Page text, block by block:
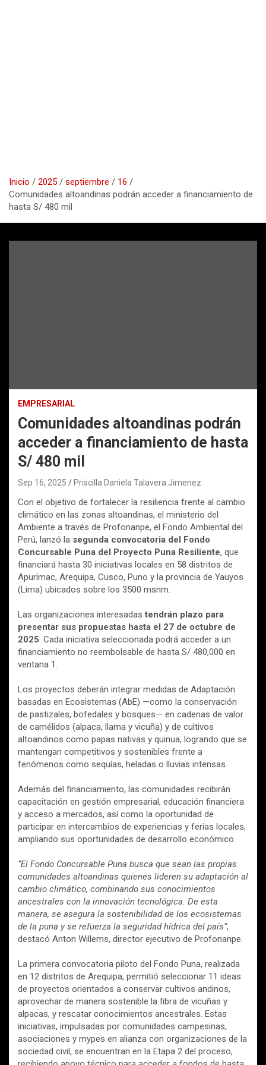
Inicio 2025 septiembre
16
Comunidades altoandinas podrán acceder a financiamiento de
hasta S/ 480 mil
EMPRESARIAL
Comunidades altoandinas podrán
acceder a financiamiento de hasta
S/ 480 mil
Sep 16, 2025 Priscilla Daniela Talavera Jimenez
Con el objetivo de fortalecer la resiliencia frente al cambio
climático en las zonas altoandinas, el ministerio del
Ambiente a través de Profonanpe, el Fondo Ambiental del
Perú, lanzó la segunda convocatoria del Fondo
Concursable Puna del Proyecto Puna Resiliente, que
financiará hasta 30 iniciativas locales en 58 distritos de
Apurímac, Arequipa, Cusco, Puno y la provincia de Yauyos
(Lima) ubicados sobre los 3500 msnm.
Las organizaciones interesadas tendrán plazo para
presentar sus propuestas hasta el 27 de octubre de
2025. Cada iniciativa seleccionada podrá acceder a un
financiamiento no reembolsable de hasta S/ 480,000 en
ventana 1.
Los proyectos deberán integrar medidas de Adaptación
basadas en Ecosistemas (AbE) —como la conservación
de pastizales, bofedales y bosques— en cadenas de valor
de camélidos (alpaca, llama y vicuña) y de cultivos
altoandinos como papas nativas y quinua, logrando que se
mantengan competitivos y sostenibles frente a
fenómenos como sequías, heladas o lluvias intensas.
Además del financiamiento, las comunidades recibirán
capacitación en gestión empresarial, educación financiera
y acceso a mercados, así como la oportunidad de
participar en intercambios de experiencias y ferias locales,
ampliando sus oportunidades de desarrollo económico.
“El Fondo Concursable Puna busca que sean las propias
comunidades altoandinas quienes lideren su adaptación al
cambio climático, combinando sus conocimientos
ancestrales con la innovación tecnológica. De esta
manera, se asegura la sostenibilidad de los ecosistemas
de la puna y se refuerza la seguridad hídrica del país”,
destacó Anton Willems, director ejecutivo de Profonanpe.
La primera convocatoria piloto del Fondo Puna, realizada
en 12 distritos de Arequipa, permitió seleccionar 11 ideas
de proyectos orientados a conservar cultivos andinos,
aprovechar de manera sostenible la fibra de vicuñas y
alpacas, y rescatar conocimientos ancestrales. Estas
iniciativas, impulsadas por comunidades campesinas,
asociaciones y mypes en alianza con organizaciones de la
sociedad civil, se encuentran en la Etapa 2 del proceso,